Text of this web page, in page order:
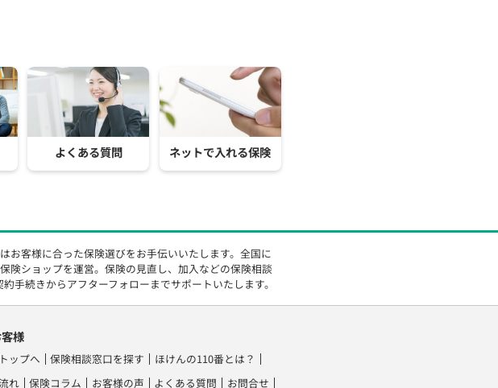
よくある質問 ネットで入れる保険
お客様に合った保険選びをお手伝いいたします。全国に
険ショップを運営。保険の見直し、加入などの保険相談
手続きからアフターフォローまでサポートいたします。
様
ップへ 保険相談窓口を探す
ほけんの110番とは？
れ
保険コラム お客様の声 よくある質問 お問合せ